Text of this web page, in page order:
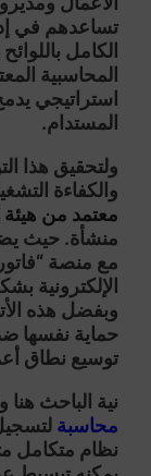
تساعدهم في
الكامل
المحاسبية
استراتيجي
المستدام.
ولتحقيق هذا
والكفاءة
معتمد من هيئة
منشأة. حيث
مع منصة
الإلكترونية
وبفضل هذه
حماية نفسها ضد
توسيع نطاق
نية الباحث
محاسبة
نظام متكامل